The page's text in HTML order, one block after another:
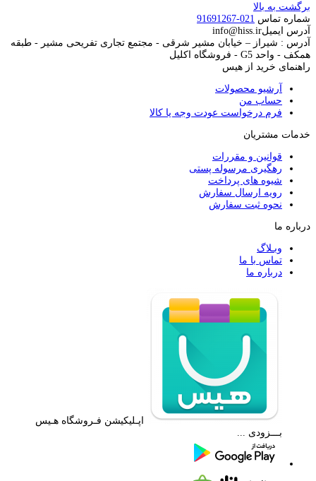
برگشت به بالا
شماره تماس 021-91691267
آدرس ایمیلinfo@hiss.ir
آدرس : شیراز – خیابان مشیر شرقی - مجتمع تجاری تفریحی مشیر - طبقه
همکف - واحد G5 - فروشگاه اکلیل
راهنمای خرید از هیس
آرشیو محصولات
حساب من
فرم درخواست عودت وجه یا کالا
خدمات مشتریان
قوانین و مقررات
رهگیری مرسوله پستی
شیوه های پرداخت
رویه ارسال سفارش
نحوه ثبت سفارش
درباره ما
وبـلاگ
تماس با ما
درباره ما
اپـلیکیشن فـروشگاه هـیس
بـــزودی ...